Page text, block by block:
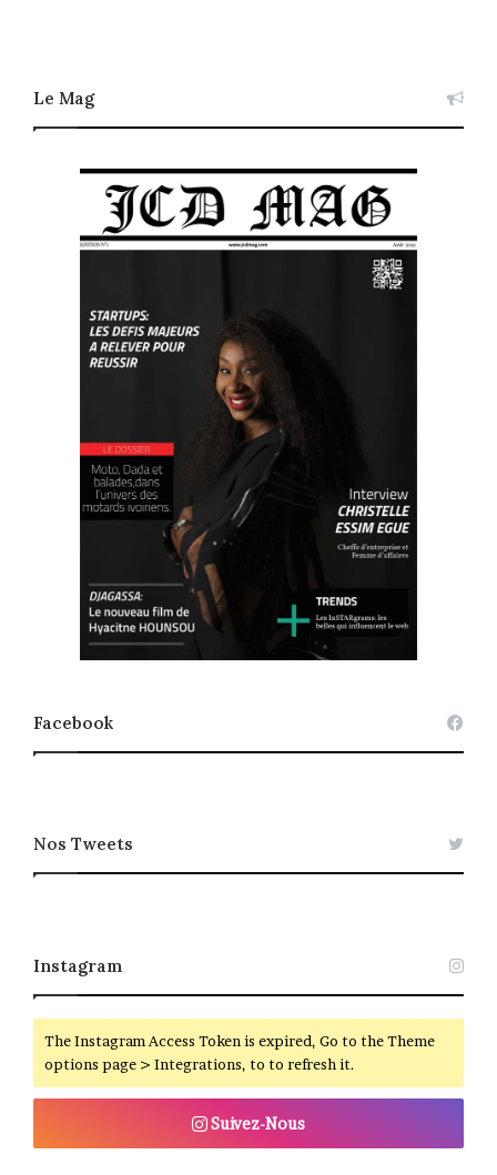
Le Mag
Facebook
Nos Tweets
Instagram
The Instagram Access Token is expired, Go to the Theme
options page > Integrations, to to refresh it.
Suivez-Nous